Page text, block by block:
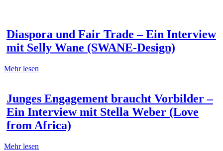
Diaspora und Fair Trade – Ein Interview
mit Selly Wane (SWANE-Design)
Mehr lesen
Junges Engagement braucht Vorbilder –
Ein Interview mit Stella Weber (Love
from Africa)
Mehr lesen